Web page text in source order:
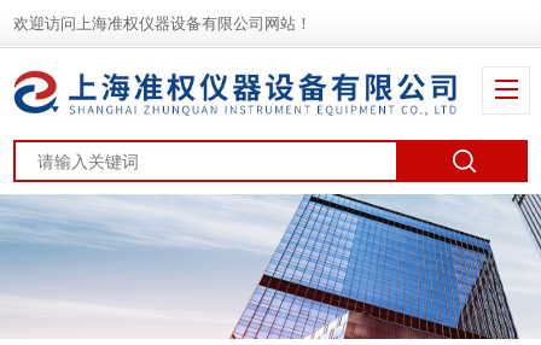
欢迎访问上海准权仪器设备有限公司网站！